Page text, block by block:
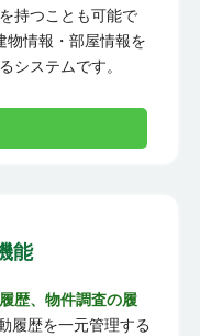
持つことも可能で
物情報・部屋情報を
システムです。
能
歴、物件調査の履
履歴を一元管理する